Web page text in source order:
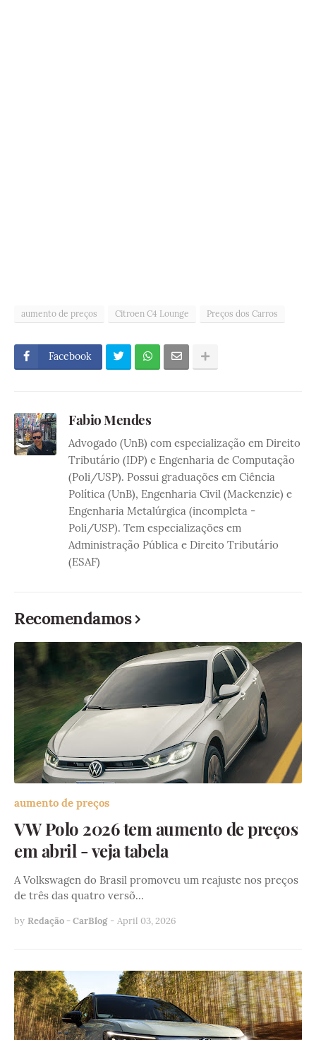
aumento de preços Citroen C4 Lounge Preços dos Carros
Facebook
Fabio Mendes
Advogado (UnB) com especialização em Direito
Tributário (IDP) e Engenharia de Computação
(Poli/USP). Possui graduações em Ciência
Política (UnB), Engenharia Civil (Mackenzie) e
Engenharia Metalúrgica (incompleta -
Poli/USP). Tem especializações em
Administração Pública e Direito Tributário
(ESAF)
Recomendamos
aumento de preços
VW Polo 2026 tem aumento de preços
em abril - veja tabela
A Volkswagen do Brasil promoveu um reajuste nos preços
de três das quatro versõ…
by Redação - CarBlog - April 03, 2026